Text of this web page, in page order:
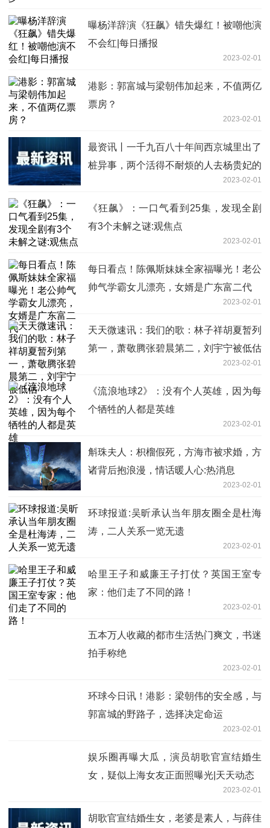
曝杨洋辞演《狂飙》错失爆红！被嘲他演
不会红|每日播报
2023-02-01
港影：郭富城与梁朝伟加起来，不值两亿
票房？
2023-02-01
最资讯丨一千九百八十年间西京城里出了
桩异事，两个活得不耐烦的人去杨贵妃的
墓地偷土，据说这土可以让花开得鲜艳！
2023-02-01
《狂飙》：一口气看到25集，发现全剧
有3个未解之谜:观焦点
2023-02-01
每日看点！陈佩斯妹妹全家福曝光！老公
帅气学霸女儿漂亮，女婿是广东富二代
2023-02-01
天天微速讯：我们的歌：林子祥胡夏暂列
第一，萧敬腾张碧晨第二，刘宇宁被低估
2023-02-01
《流浪地球2》：没有个人英雄，因为每
个牺牲的人都是英雄
2023-02-01
斛珠夫人：枳榴假死，方海市被求婚，方
诸背后抱浪漫，情话暖人心:热消息
2023-02-01
环球报道:吴昕承认当年朋友圈全是杜海
涛，二人关系一览无遗
2023-02-01
哈里王子和威廉王子打仗？英国王室专
家：他们走了不同的路！
2023-02-01
五本万人收藏的都市生活热门爽文，书迷
拍手称绝
2023-02-01
环球今日讯！港影：梁朝伟的安全感，与
郭富城的野路子，选择决定命运
2023-02-01
娱乐圈再曝大瓜，演员胡歌官宣结婚生
女，疑似上海女友正面照曝光|天天动态
2023-02-01
胡歌官宣结婚生女，老婆是素人，与薛佳